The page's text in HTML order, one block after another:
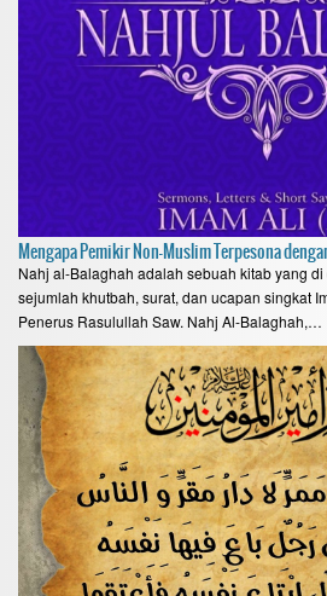
Mengapa Pemikir Non-Muslim Terpesona
Nahj al-Balaghah adalah sebuah kitab yang
sejumlah khutbah, surat, dan ucapan singkat
Penerus Rasulullah Saw. Nahj Al-Balaghah,…